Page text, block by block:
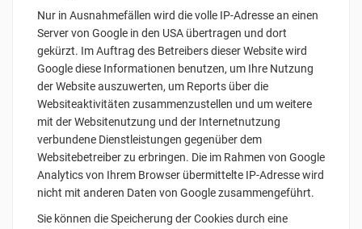
Nur in Ausnahmefällen wird die volle IP-Adresse an einen
Server von Google in den USA übertragen und dort
gekürzt. Im Auftrag des Betreibers dieser Website wird
Google diese Informationen benutzen, um Ihre Nutzung
der Website auszuwerten, um Reports über die
Websiteaktivitäten zusammenzustellen und um weitere
mit der Websitenutzung und der Internetnutzung
verbundene Dienstleistungen gegenüber dem
Websitebetreiber zu erbringen. Die im Rahmen von Google
Analytics von Ihrem Browser übermittelte IP-Adresse wird
nicht mit anderen Daten von Google zusammengeführt.
Sie können die Speicherung der Cookies durch eine